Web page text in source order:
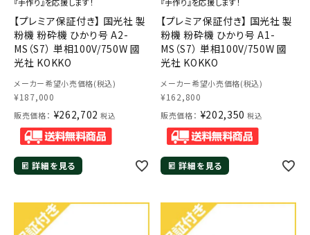
補修部品
レンタル
ブログ
利用ガイド FAQ
【プレミア保証付き】 国光社 製
粉機 粉砕機 ひかり号 A2-
MS（S7） 単相100V/750W 國
光社 KOKKO
メーカー希望小売価格(税込)
¥187,000
販売価格： ¥262,702 税込
詳細を見る
【プレミア保証付き】 国光社 製
粉機 粉砕機 ひかり号 A1-
MS（S7） 単相100V/750W 國
光社 KOKKO
メーカー希望小売価格(税込)
¥162,800
販売価格： ¥202,350 税込
詳細を見る